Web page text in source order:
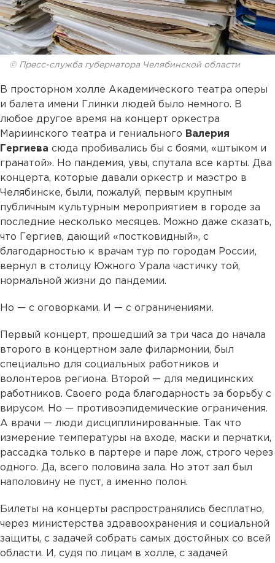
© Пресс-служба губернатора Челябинской области
В просторном холле Академического театра оперы
и балета имени Глинки людей было немного. В
любое другое время на концерт оркестра
Мариинского театра и гениального Валерия
Гергиева сюда пробивались бы с боями, «штыком и
гранатой». Но пандемия, увы, спутала все карты. Два
концерта, которые давали оркестр и маэстро в
Челябинске, были, пожалуй, первым крупным
публичным культурным мероприятием в городе за
последние несколько месяцев. Можно даже сказать,
что Гергиев, дающий «постковидный», с
благодарностью к врачам тур по городам России,
вернул в столицу Южного Урала частичку той,
нормальной жизни до пандемии.
Но — с оговорками. И — с ограничениями.
Первый концерт, прошедший за три часа до начала
второго в концертном зале филармонии, был
специально для социальных работников и
волонтеров региона. Второй — для медицинских
работников. Своего рода благодарность за борьбу с
вирусом. Но — противоэпидемические ограничения.
А врачи — люди дисциплинированные. Так что
измерение температуры на входе, маски и перчатки,
рассадка только в партере и паре лож, строго через
одного. Да, всего половина зала. Но этот зал был
наполовину не пуст, а именно полон.
Билеты на концерты распространялись бесплатно,
через министерства здравоохранения и социальной
защиты, с задачей собрать самых достойных со всей
области. И, судя по лицам в холле, с задачей